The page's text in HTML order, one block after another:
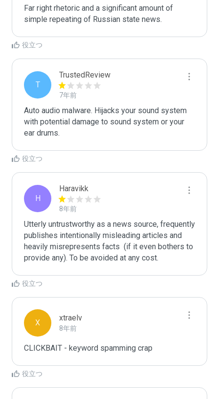
Far right rhetoric and a significant amount of
simple repeating of Russian state news.
役立つ
T
TrustedReview
7年前
Auto audio malware. Hijacks your sound system
with potential damage to sound system or your
ear drums.
役立つ
H
Haravikk
8年前
Utterly untrustworthy as a news source, frequently
publishes intentionally misleading articles and
heavily misrepresents facts  (if it even bothers to
provide any). To be avoided at any cost.
役立つ
X
xtraelv
8年前
CLICKBAIT - keyword spamming crap
役立つ